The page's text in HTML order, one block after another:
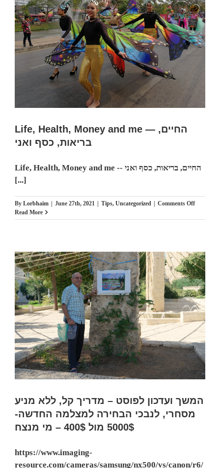
Thailand.
22,
July,
2016
.צוק
אבן
משקיף
על
נוף,
מור
הין
Life, Health, Money and me — החיים,
בריאות, כסף ואני
Life, Health, Money and me -- החיים, בריאות, כסף ואני
[...]
By Lorbhaim | June 27th, 2021 | Tips, Uncategorized | Comments Offon
Health,
—
החיים,
בריאות,
כסף
ואני
Read More
המשך ועדכון לפוסט – מדריך קל, ללא מניע
מסחרי, לנבכי הבחירה למצלמה החדשה-
5000$ מול 400$ – מי מנצח
https://www.imaging-
resource.com/cameras/samsung/nx500/vs/canon/r6/